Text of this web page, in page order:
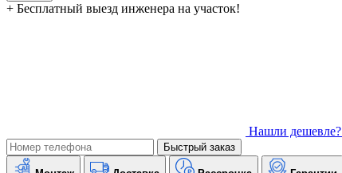
+ Бесплатный выезд инженера на участок!
Нашли дешевле?
Быстрый заказ